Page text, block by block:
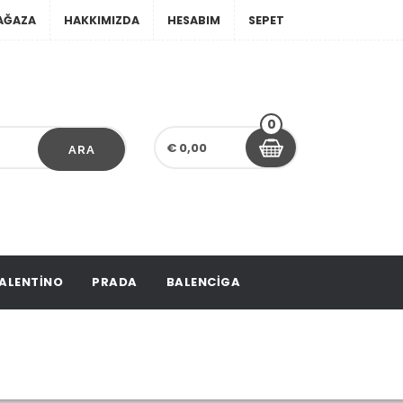
HAKKIMIZDA HESABIM SEPET
ARA € 0,00
0
PRADA BALENCIGA